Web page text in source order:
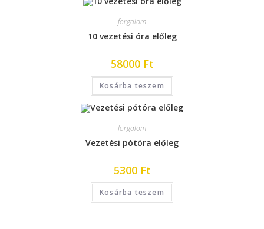
forgalom
10 vezetési óra előleg
58000 Ft
Kosárba teszem
forgalom
Vezetési pótóra előleg
5300 Ft
Kosárba teszem